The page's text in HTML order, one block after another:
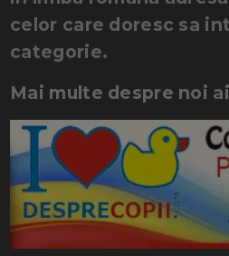
celor care doresc sa
categorie.
Mai multe despre noi